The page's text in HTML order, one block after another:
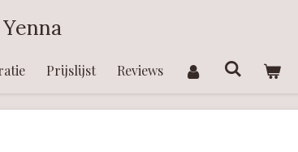
Prijslijst Reviews